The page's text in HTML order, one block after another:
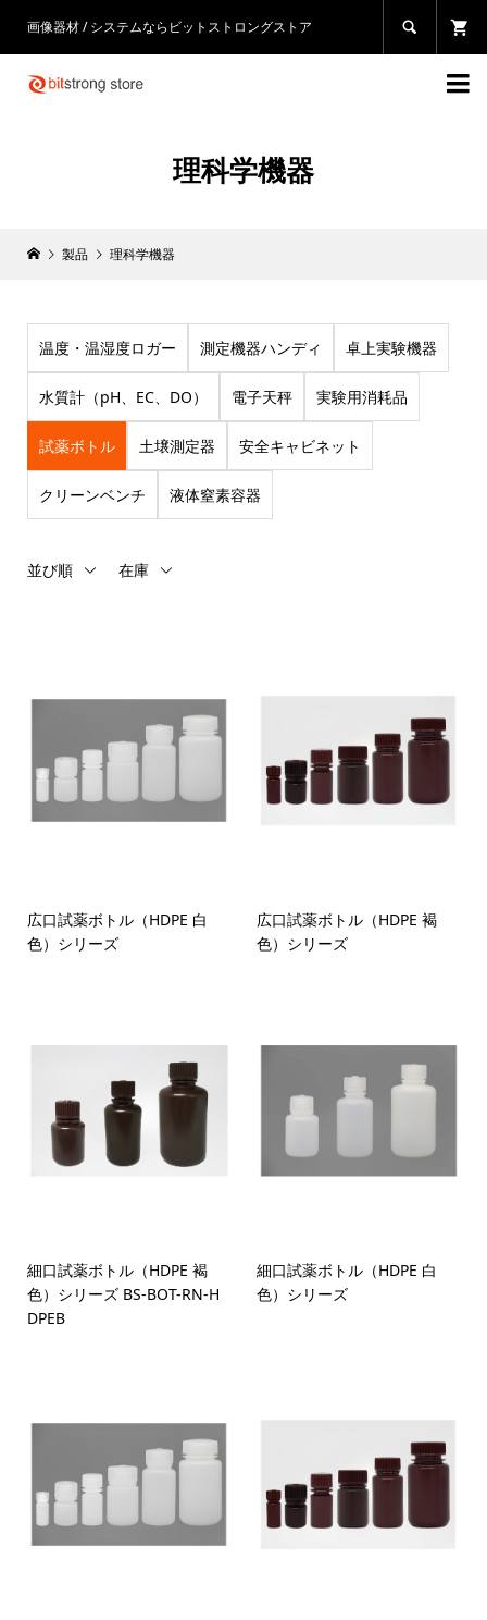
画像器材 / システムならビットストロングストア 

理科学機器
製品 理科学機器
温度・温湿度ロガー 測定機器ハンディ 卓上実験機器
水質計（pH、EC、DO） 電子天秤 実験用消耗品
試薬ボトル 土壌測定器 安全キャビネット
クリーンベンチ 液体窒素容器
並び順 在庫
広口試薬ボトル（HDPE 白
色）シリーズ
広口試薬ボトル（HDPE 褐
色）シリーズ
細口試薬ボトル（HDPE 褐
色）シリーズ BS-BOT-RN-H
DPEB
細口試薬ボトル（HDPE 白
色）シリーズ